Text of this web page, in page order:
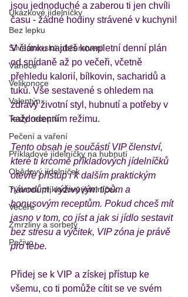
Ukázkové jídelníčky
Bez lepku
Silvestrovské občerstvení
Vánoce
Velikonoce
Valentýn
Testy receptů
Pečení a vaření
Příkladové jídelníčky na hubnutí
Obědový jídelníček
Týdenní příkladový jídelníček
Večeře
Zmrzliny a sorbety
Pečivo
jsou jednoduché a zaberou ti jen chvíli
času - žádné hodiny strávené v kuchyni!
V článku najdeš kompletní denní plán
od snídaně až po večeři, včetně
přehledu kalorií, bílkovin, sacharidů a
tuků. Vše sestavené s ohledem na
zdravý životní styl, hubnutí a potřeby v
každodenním režimu.
Tento obsah je součástí VIP členství,
které ti krcomě příkladových jídelníčků
otevře přístup i k dalším praktickým
návodům, výživovým tipům a
bonusovým receptům. Pokud chceš mít
jasno v tom, co jíst a jak si jídlo sestavit
bez stresu a výčitek, VIP zóna je právě
pro tebe.
Přidej se k VIP a získej přístup ke
všemu, co ti pomůže cítit se ve svém